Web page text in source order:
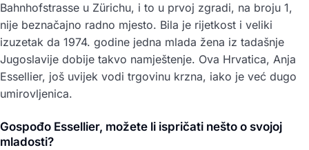
Bahnhofstrasse u Zürichu, i to u prvoj zgradi, na broju 1,
nije beznačajno radno mjesto. Bila je rijetkost i veliki
izuzetak da 1974. godine jedna mlada žena iz tadašnje
Jugoslavije dobije takvo namještenje. Ova Hrvatica, Anja
Essellier, još uvijek vodi trgovinu krzna, iako je već dugo
umirovljenica.
Gospođo Essellier, možete li ispričati nešto o svojoj
mladosti?